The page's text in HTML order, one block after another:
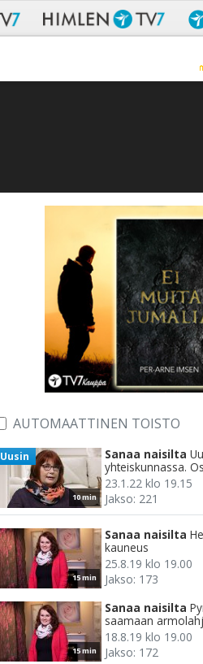
AUTOMAATTINEN TOISTO
10 min
Uusin Sanaa naisilta
yhteiskunnassa.
23.1.22 klo 19.15
Jakso: 221
15 min
Sanaa naisilta
kauneus
25.8.19 klo 19.00
Jakso: 173
15 min
Sanaa naisilta
saamaan
18.8.19 klo 19.00
Jakso: 172